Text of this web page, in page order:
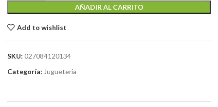
AÑADIR AL CARRITO
Add to wishlist
SKU: 027084120134
Categoría: Jugueteria